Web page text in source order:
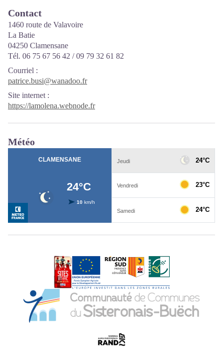
Contact
1460 route de Valavoire
La Batie
04250 Clamensane
Tél. 06 75 67 56 42 / 09 79 32 61 82
Courriel :
patrice.busi@wanadoo.fr
Site internet :
https://lamolena.webnode.fr
Météo